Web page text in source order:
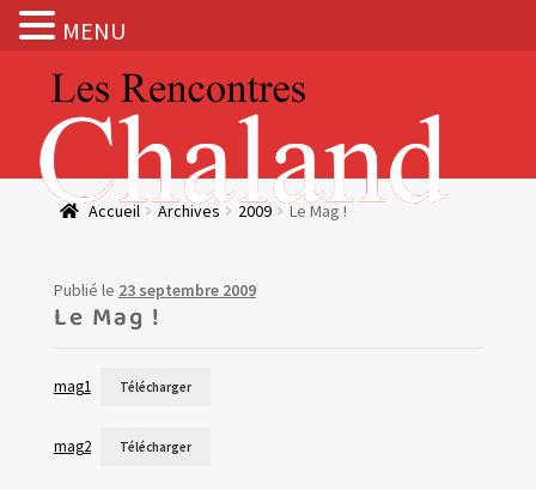
navigation
contenu
Actualités
BOUTIQUE
Les Rencontres Chaland
Prix de lecture
Accueil Archives 2009 Le Mag !
Publié le 23 septembre 2009
Le Mag !
mag1 Télécharger
mag2 Télécharger
MENU